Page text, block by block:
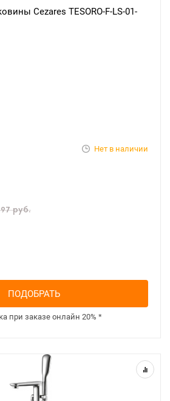
Cezares TESORO-F-LS-01-
Нет в наличии
руб.
ПОДОБРАТЬ
при заказе онлайн 20% *